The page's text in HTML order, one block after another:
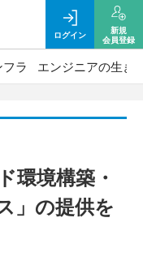
ログイン
新規
会員登録
ラ エンジニアの生き
環境構築・
」の提供を